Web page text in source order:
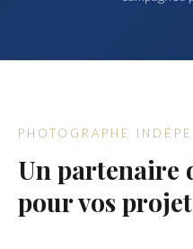
PHOTOGRAPHE
Un partenaire
pour vos